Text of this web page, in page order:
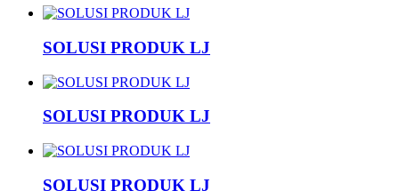
SOLUSI PRODUK LJ
SOLUSI PRODUK LJ
SOLUSI PRODUK LJ